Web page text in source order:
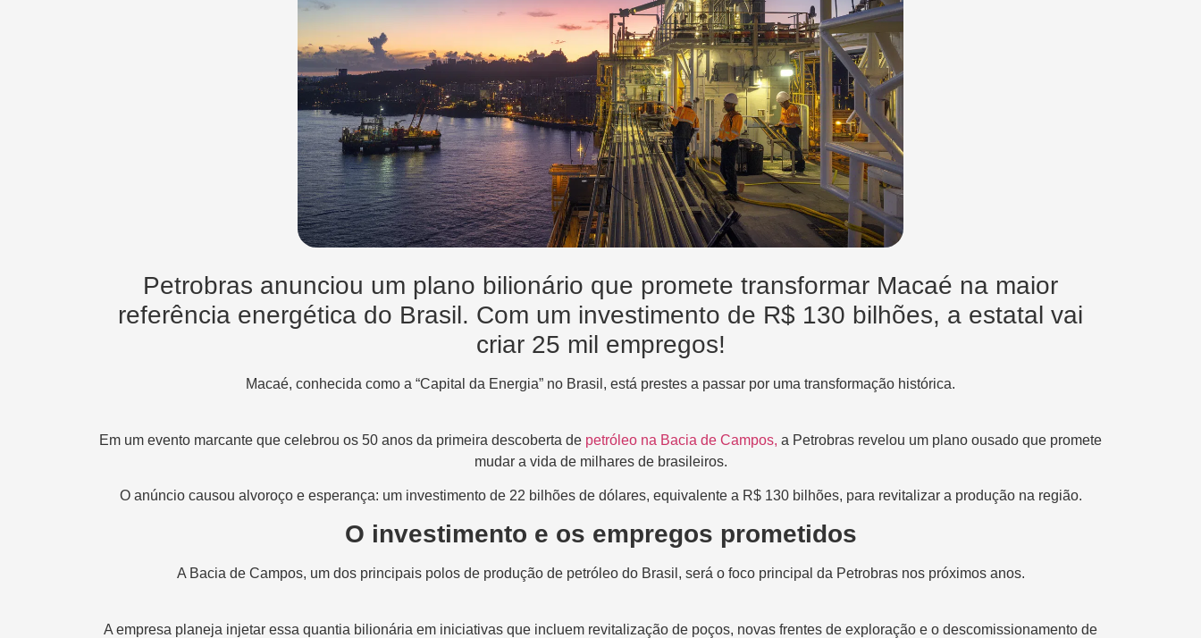
Petrobras anunciou um plano bilionário que promete transformar Macaé na maior
referência energética do Brasil. Com um investimento de R$ 130 bilhões, a estatal vai
criar 25 mil empregos!
Macaé, conhecida como a “Capital da Energia” no Brasil, está prestes a passar por uma transformação histórica.
Em um evento marcante que celebrou os 50 anos da primeira descoberta de petróleo na Bacia de Campos, a Petrobras revelou um plano ousado que promete
mudar a vida de milhares de brasileiros.
O anúncio causou alvoroço e esperança: um investimento de 22 bilhões de dólares, equivalente a R$ 130 bilhões, para revitalizar a produção na região.
O investimento e os empregos prometidos
A Bacia de Campos, um dos principais polos de produção de petróleo do Brasil, será o foco principal da Petrobras nos próximos anos.
A empresa planeja injetar essa quantia bilionária em iniciativas que incluem revitalização de poços, novas frentes de exploração e o descomissionamento de